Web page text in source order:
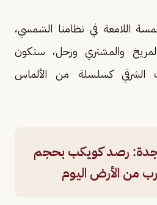
اللامعة في نظامنا الشمسي،
والمشتري وزحل، ستكون
الشرقي كسلسلة من الألماس
جدة: رصد كويكب بحجم
من الأرض اليوم